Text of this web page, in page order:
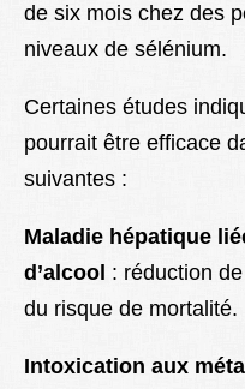
de six mois chez des
niveaux de sélénium.
Certaines études
pourrait être efficace
suivantes :
Maladie hépatique
d’alcool : réduction
du risque de mortalité.
Intoxication aux